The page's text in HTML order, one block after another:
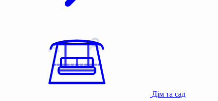
Дім та сад